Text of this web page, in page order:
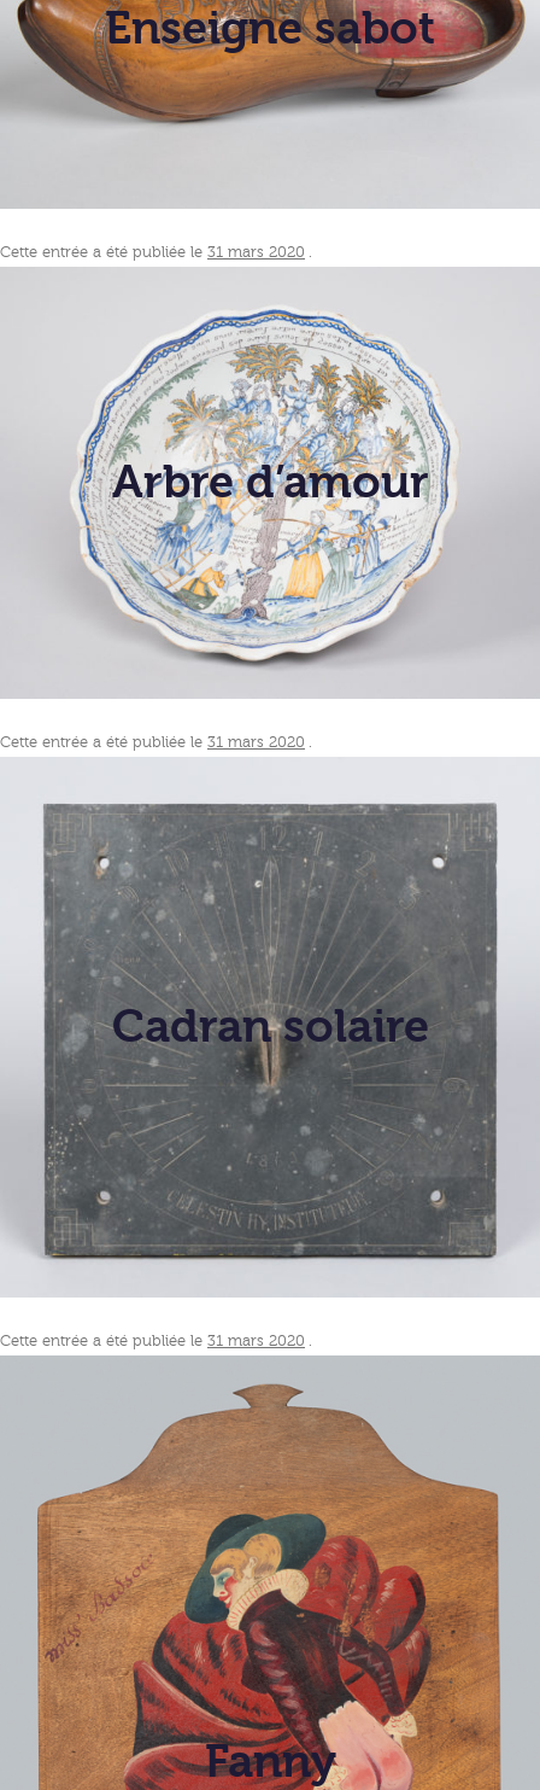
Enseigne sabot
Cette entrée a été publiée le 31 mars 2020 .
Arbre d’amour
Cette entrée a été publiée le 31 mars 2020 .
Cadran solaire
Cette entrée a été publiée le 31 mars 2020 .
Fanny